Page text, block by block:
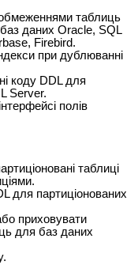
таблиць
даних Oracle, SQL
Firebird.
при дублюванні
коду DDL для
Server.
полів
таблиці
для партиціонованих
приховувати
для баз даних